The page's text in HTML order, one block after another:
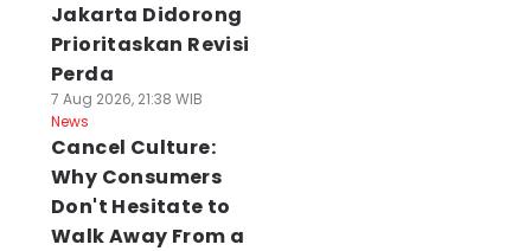
Jakarta Didorong
Prioritaskan Revisi
Perda
7 Aug 2026, 21:38 WIB
News
Cancel Culture:
Why Consumers
Don't Hesitate to
Walk Away From a